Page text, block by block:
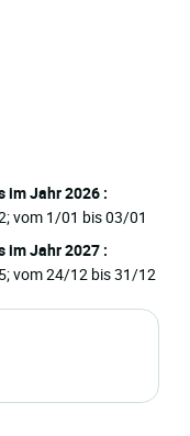
im Jahr 2026 :
vom 1/01 bis 03/01
im Jahr 2027 :
vom 24/12 bis 31/12